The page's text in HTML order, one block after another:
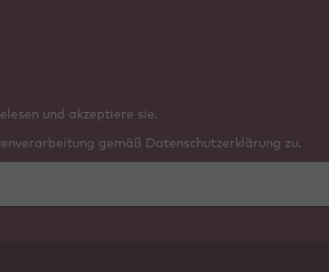
und akzeptiere sie.
gemäß Datenschutzerklärung zu.